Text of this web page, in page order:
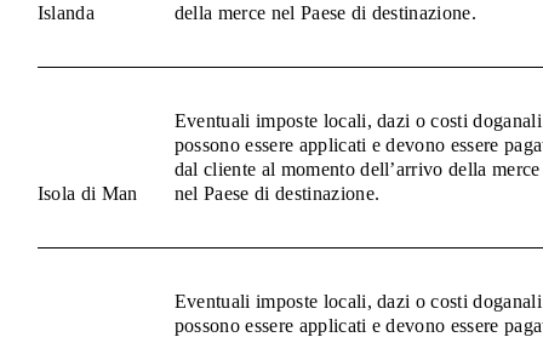
Islanda
della merce nel Paese di destinazione.
Isola di Man
Eventuali imposte locali, dazi o costi doganali
possono essere applicati e devono essere
dal cliente al momento dell’arrivo della merce
nel Paese di destinazione.
Eventuali imposte locali, dazi o costi doganali
possono essere applicati e devono essere